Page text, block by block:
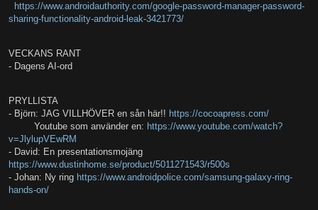
https://www.androidauthority.com/google-password-manager-password-
sharing-functionality-android-leak-3421773/
VECKANS RANT
- Dagens AI-ord
PRYLLISTA
- Björn: JAG VILLHÖVER en sån här!! https://cocoapress.com/
Youtube som använder en: https://www.youtube.com/watch?
v=JlylupVEwRM
- David: En presentationsmojäng
https://www.dustinhome.se/product/5011271543/r500s
- Johan: Ny ring https://www.androidpolice.com/samsung-galaxy-ring-
hands-on/